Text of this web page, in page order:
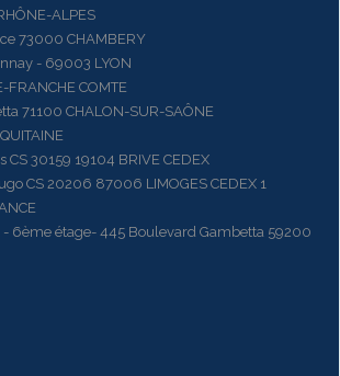
ALPES
73000 CHAMBERY
- 69003 LYON
FRANCHE COMTE
71100 CHALON-SUR-SAÔNE
30159 19104 BRIVE CEDEX
CS 20206 87006 LIMOGES CEDEX 1
étage- 445 Boulevard Gambetta 59200